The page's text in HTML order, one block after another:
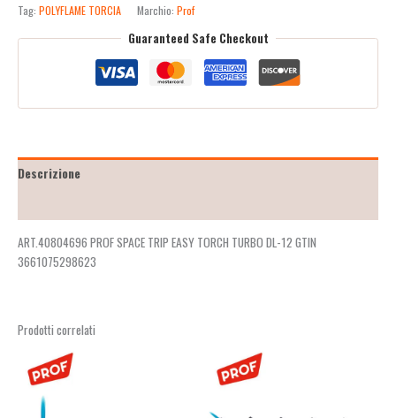
Tag: POLYFLAME TORCIA Marchio: Prof
Guaranteed Safe Checkout
Descrizione
ART.40804696 PROF SPACE TRIP EASY TORCH TURBO DL-12 GTIN
3661075298623
Prodotti correlati